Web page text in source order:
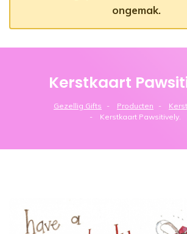
ongemak.
Kerstkaart
Gezellig Gifts Producten
Kerstkaart Pawsitively.